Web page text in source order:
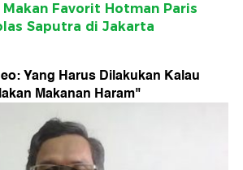
Makan Favorit Hotman Paris
Saputra di Jakarta
Yang Harus Dilakukan Kalau
Makanan Haram"